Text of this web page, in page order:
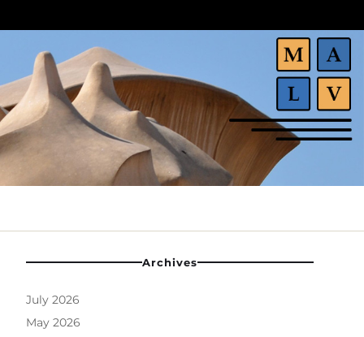
Archives
July 2026
May 2026